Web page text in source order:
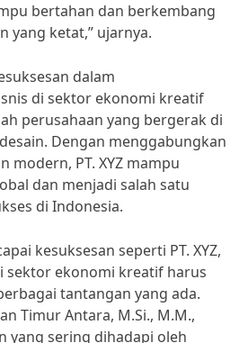
bertahan dan berkembang
yang ketat,” ujarnya.
dalam
di sektor ekonomi kreatif
perusahaan yang bergerak di
Dengan menggabungkan
modern, PT. XYZ mampu
dan menjadi salah satu
di Indonesia.
kesuksesan seperti PT. XYZ,
sektor ekonomi kreatif harus
tantangan yang ada.
Timur Antara, M.Si., M.M.,
yang sering dihadapi oleh